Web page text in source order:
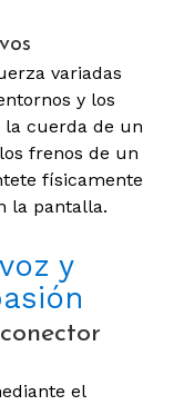
variadas
y los
la cuerda de un
frenos de un
físicamente
la pantalla.
y
el